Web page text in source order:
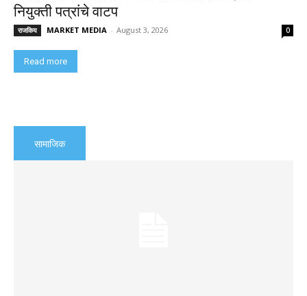
नियुक्ती पत्रांचे वाटप
राजकिय MARKET MEDIA - August 3, 2026 0
Read more
सामाजिक